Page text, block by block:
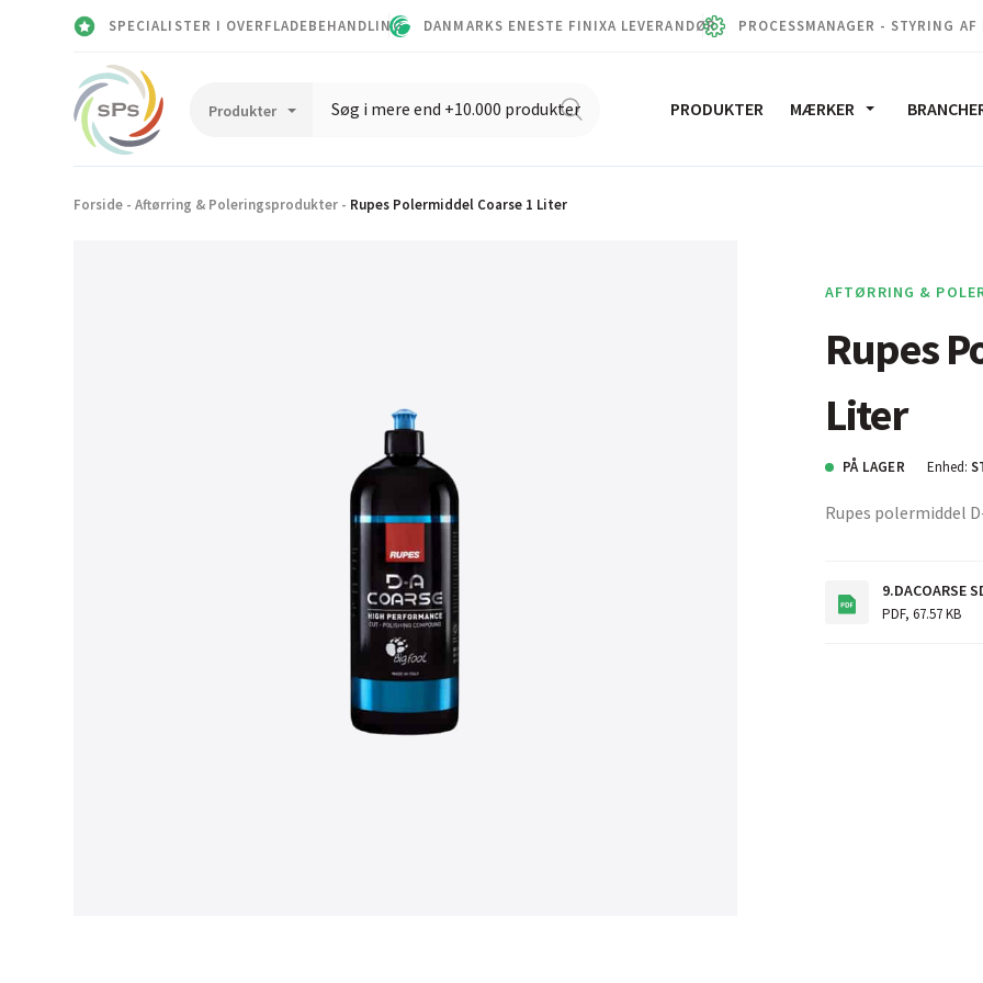
SPECIALISTER I OVERFLADEBEHANDLING DANMARKS ENESTE FINIXA LEVERANDØR PROCESSMANAGER - STYRING AF
PRODUKTER MÆRKER
Forside - Aftørring & Poleringsprodukter - Rupes Polermiddel Coarse 1 Liter
AFTØRRING &
Rupes
Liter
PÅ LAGER Enhed:
Rupes polermiddel
9.DACOARSE
PDF, 67.57 KB